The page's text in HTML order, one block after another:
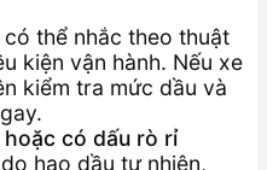
thể nhắc theo thuật
kiện vận hành. Nếu xe
kiểm tra mức dầu và
có dấu rò rỉ
hao dầu tự nhiên,